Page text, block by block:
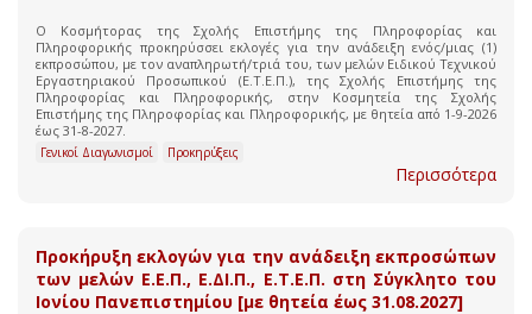
Ο Κοσμήτορας της Σχολής Επιστήμης της Πληροφορίας και
Πληροφορικής προκηρύσσει εκλογές για την ανάδειξη ενός/μιας (1)
εκπροσώπου, με τον αναπληρωτή/τριά του, των μελών Ειδικού Τεχνικού
Εργαστηριακού Προσωπικού (Ε.Τ.Ε.Π.), της Σχολής Επιστήμης της
Πληροφορίας και Πληροφορικής, στην Κοσμητεία της Σχολής
Επιστήμης της Πληροφορίας και Πληροφορικής, με θητεία από 1-9-2026
έως 31-8-2027.
Γενικοί Διαγωνισμοί Προκηρύξεις
Περισσότερα
Προκήρυξη εκλογών για την ανάδειξη εκπροσώπων
των μελών Ε.Ε.Π., Ε.ΔΙ.Π., Ε.Τ.Ε.Π. στη Σύγκλητο του
Ιονίου Πανεπιστημίου [με θητεία έως 31.08.2027]